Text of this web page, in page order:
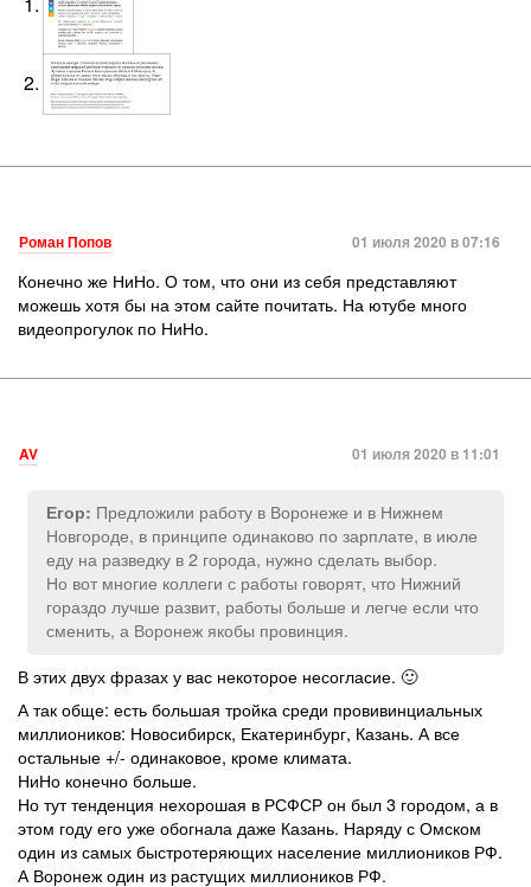
Роман Попов 01 июля 2020 в 07:16
Конечно же НиНо. О том, что они из себя представляют
можешь хотя бы на этом сайте почитать. На ютубе много
видеопрогулок по НиНо.
AV 01 июля 2020 в 11:01
Егор: Предложили работу в Воронеже и в Нижнем
Новгороде, в принципе одинаково по зарплате, в июле
еду на разведку в 2 города, нужно сделать выбор.
Но вот многие коллеги с работы говорят, что Нижний
гораздо лучше развит, работы больше и легче если что
сменить, а Воронеж якобы провинция.
В этих двух фразах у вас некоторое несогласие. 🙂
А так обще: есть большая тройка среди провивинциальных
миллиоников: Новосибирск, Екатеринбург, Казань. А все
остальные +/- одинаковое, кроме климата.
НиНо конечно больше.
Но тут тенденция нехорошая в РСФСР он был 3 городом, а в
этом году его уже обогнала даже Казань. Наряду с Омском
один из самых быстротеряющих население миллиоников РФ.
А Воронеж один из растущих миллиоников РФ.